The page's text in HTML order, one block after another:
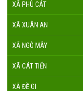
XÃ PHÙ CÁT
XÃ XUÂN AN
XÃ NGÔ MÂY
XÃ CÁT TIẾN
XÃ ĐỀ GI